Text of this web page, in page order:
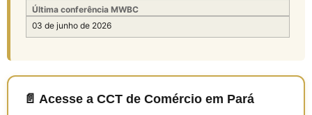
Última conferência MWBC
03 de junho de 2026
📄 Acesse a CCT de Comércio em Pará